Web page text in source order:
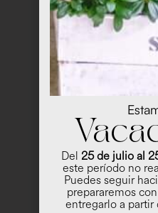
Del 25 de julio al
este período no
Puedes seguir
prepararemos
entregarlo a partir